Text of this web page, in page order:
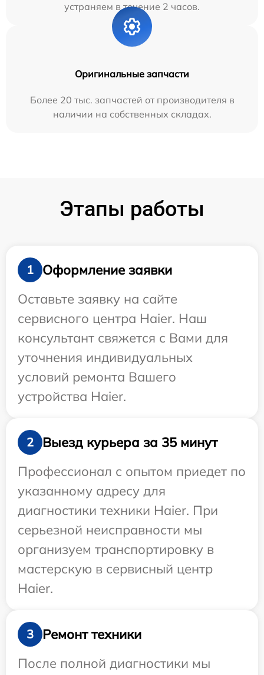
устраняем в течение 2 часов.
Оригинальные запчасти
Более 20 тыс. запчастей от производителя в
наличии на собственных складах.
Этапы работы
1
Оформление заявки
Оставьте заявку на сайте
сервисного центра Haier. Наш
консультант свяжется с Вами для
уточнения индивидуальных
условий ремонта Вашего
устройства Haier.
2
Выезд курьера за 35 минут
Профессионал с опытом приедет по
указанному адресу для
диагностики техники Haier. При
серьезной неисправности мы
организуем транспортировку в
мастерскую в сервисный центр
Haier.
3
Ремонт техники
После полной диагностики мы